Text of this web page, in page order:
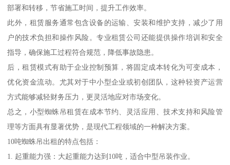
部署和转移，节省施工时间，提升工作效率。
此外，租赁服务通常包含设备的运输、安装和维护支持，减少了用
户的技术负担和操作风险。专业租赁公司还能提供操作培训和安全
指导，确保施工过程符合规范，降低事故隐患。
后，租赁模式有助于企业控制预算，将固定成本转化为可变成本，
优化资金流动。尤其对于中小型企业或初创团队，这种轻资产运营
方式能够减轻财务压力，更灵活地应对市场变化。
总之，小型蜘蛛吊租赁在成本节约、灵活应用、技术支持和风险管
理等方面具有显著优势，是现代工程领域的一种解决方案。
10吨蜘蛛吊出租的特点包括：
1. 起重能力强：大起重能力达到10吨，适合中型吊装作业。